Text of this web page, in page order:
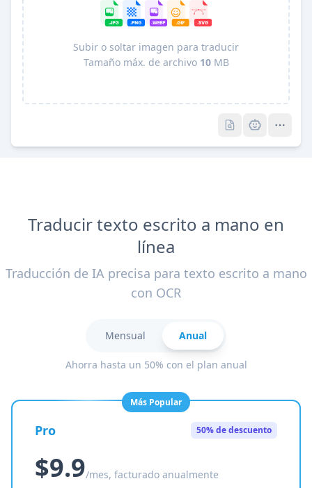
Subir o soltar imagen para traducir
Tamaño máx. de archivo 10MB
Traducir texto escrito a mano en
línea
Traducción de IA precisa para texto escrito a mano
con OCR
Mensual Anual
Ahorra hasta un 50% con el plan anual
Más Popular
Pro 50% de descuento
$9.9/mes, facturado anualmente